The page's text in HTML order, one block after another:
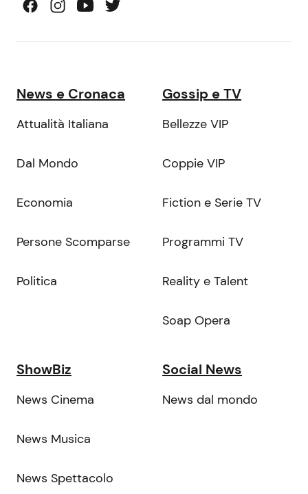
News e Cronaca
Attualità Italiana
Dal Mondo
Economia
Persone Scomparse
Politica
Gossip e TV
Bellezze VIP
Coppie VIP
Fiction e Serie TV
Programmi TV
Reality e Talent
Soap Opera
ShowBiz
News Cinema
News Musica
News Spettacolo
Social News
News dal mondo